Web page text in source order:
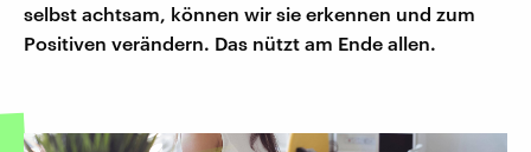
selbst achtsam, können wir sie erkennen und zum
Positiven verändern. Das nützt am Ende allen.